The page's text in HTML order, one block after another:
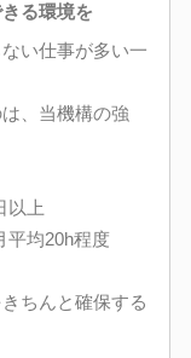
る環境を
い仕事が多い一
、当機構の強
以上
平均20h程度
ちんと確保する